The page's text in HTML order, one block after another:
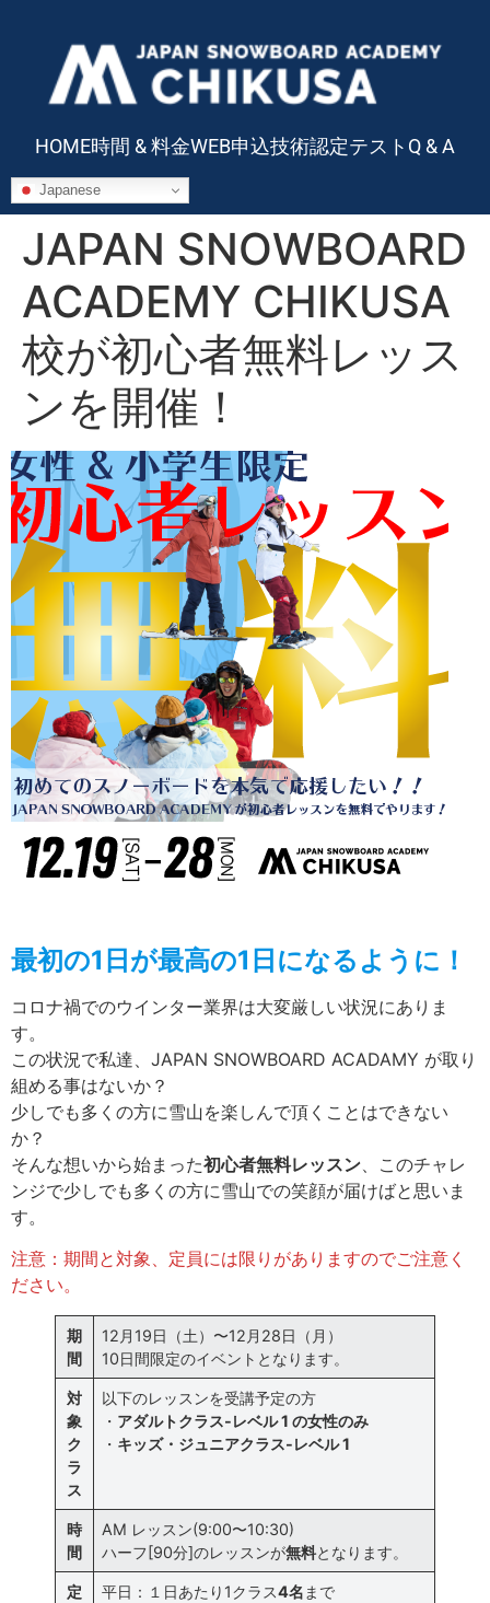
HOME時間 & 料金WEB申込技術認定テスト Q & A
Japanese
JAPAN SNOWBOARD
ACADEMY CHIKUSA
校が初心者無料レッス
ンを開催！
最初の1日が最高の1日になるように！
コロナ禍でのウインター業界は大変厳しい状況にありま
す。
この状況で私達、JAPAN SNOWBOARD ACADAMY が取り
組める事はないか？
少しでも多くの方に雪山を楽しんで頂くことはできない
か？
そんな想いから始まった初心者無料レッスン、このチャレ
ンジで少しでも多くの方に雪山での笑顔が届けばと思いま
す。
注意：期間と対象、定員には限りがありますのでご注意く
ださい。
期
間
12月19日（土）〜12月28日（月）
10日間限定のイベントとなります。
対
象
ク
ラ
ス
以下のレッスンを受講予定の方
・ アダルトクラス-レベル 1 の女性のみ
・ キッズ・ジュニアクラス-レベル 1
時
間
AM レッスン(9:00〜10:30)
ハーフ[90分]のレッスンが無料となります。
定
平日：１日あたり1クラス4名 まで